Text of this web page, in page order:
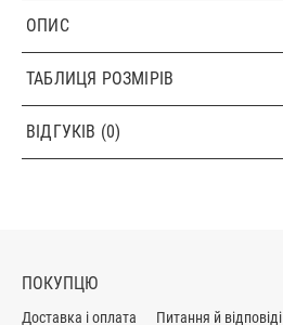
ОПИС
ТАБЛИЦЯ РОЗМІРІВ
ВІДГУКІВ (0)
ПОКУПЦЮ
Доставка і оплата
Питання й відповіді